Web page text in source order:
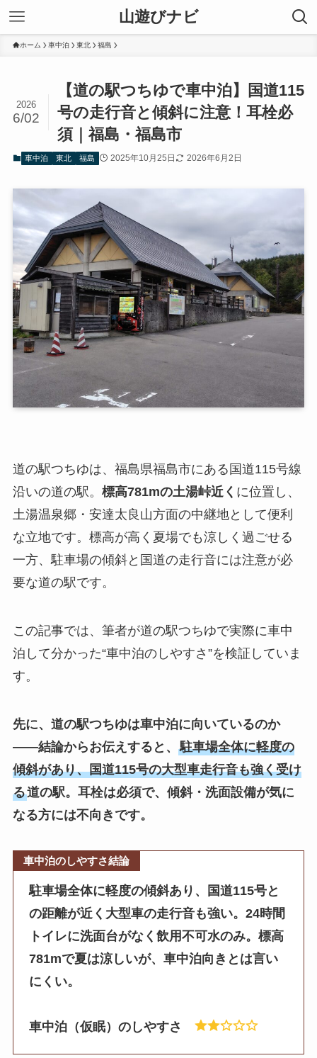
山遊びナビ
ホーム 車中泊 東北 福島
【道の駅つちゆで車中泊】国道115
号の走行音と傾斜に注意！耳栓必
須｜福島・福島市
2026
6/02
車中泊 東北 福島 2025年10月25日 2026年6月2日
道の駅つちゆは、福島県福島市にある国道115号線
沿いの道の駅。 標高781mの土湯峠近く に位置し、
土湯温泉郷・安達太良山方面の中継地として便利
な立地です。標高が高く夏場でも涼しく過ごせる
一方、駐車場の傾斜と国道の走行音には注意が必
要な道の駅です。
この記事では、筆者が道の駅つちゆで実際に車中
泊して分かった“車中泊のしやすさ”を検証していま
す。
先に、道の駅つちゆは車中泊に向いているのか
——結論からお伝えすると、 駐車場全体に軽度の
傾斜があり、国道115号の大型車走行音も強く受け
る道の駅。耳栓は必須で、傾斜・洗面設備が気に
なる方には不向きです。
車中泊のしやすさ結論
駐車場全体に軽度の傾斜あり、国道115号と
の距離が近く大型車の走行音も強い。24時間
トイレに洗面台がなく飲用不可水のみ。標高
781mで夏は涼しいが、車中泊向きとは言い
にくい。
車中泊（仮眠）のしやすさ